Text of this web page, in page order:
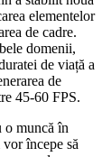
elementelor
de cadre.
domenii,
de viață a
de
45-60 FPS.
o muncă în
începe să